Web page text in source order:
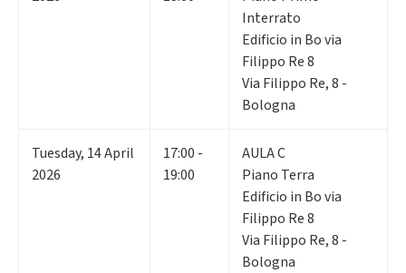
Interrato
Edificio in Bo via
Filippo Re 8
Via Filippo Re, 8 -
Bologna
Tuesday, 14April
2026
17:00 -
19:00
AULA C
Piano Terra
Edificio in Bo via
Filippo Re 8
Via Filippo Re, 8 -
Bologna